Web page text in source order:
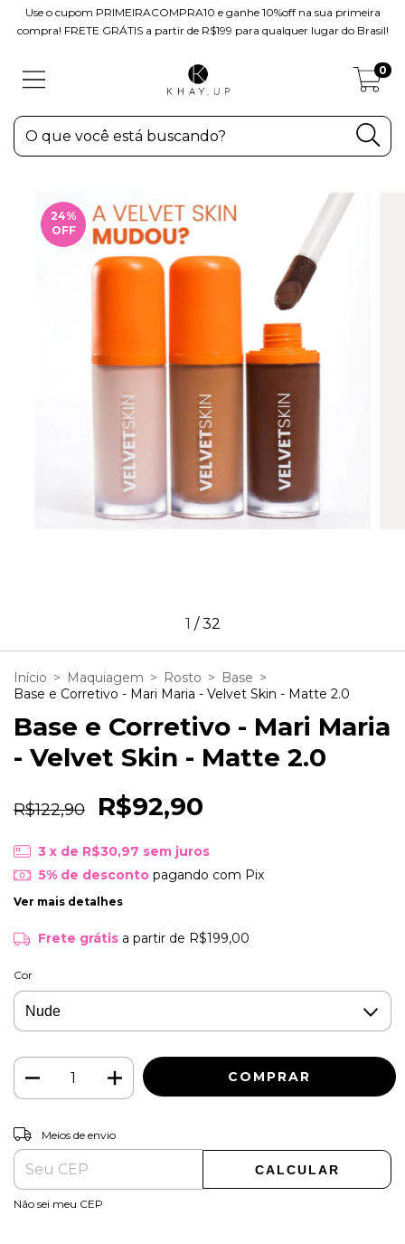
Use o cupom PRIMEIRACOMPRA10 e ganhe 10%off na sua primeira
compra! FRETE GRÁTIS a partir de R$199 para qualquer lugar do Brasil!
0
24%
OFF
1 /32
Início > Maquiagem > Rosto > Base >
Base e Corretivo - Mari Maria - Velvet Skin - Matte 2.0
Base e Corretivo - Mari Maria
- Velvet Skin - Matte 2.0
R$122,90 R$92,90
3 x de R$30,97 sem juros
5% de descontopagando com Pix
Ver mais detalhes
Frete grátis a partir de R$199,00
Cor
Entregas para o CEP:
Meios de envio
CALCULAR
Não sei meu CEP